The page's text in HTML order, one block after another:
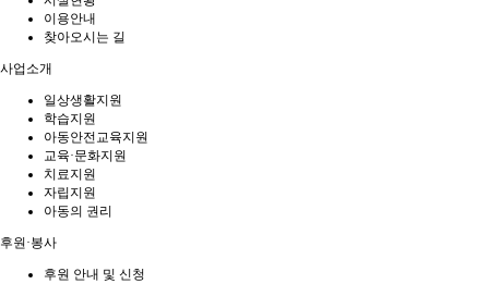
이용안내
찾아오시는 길
사업소개
일상생활지원
학습지원
아동안전교육지원
교육·문화지원
치료지원
자립지원
아동의 권리
후원·봉사
후원 안내 및 신청